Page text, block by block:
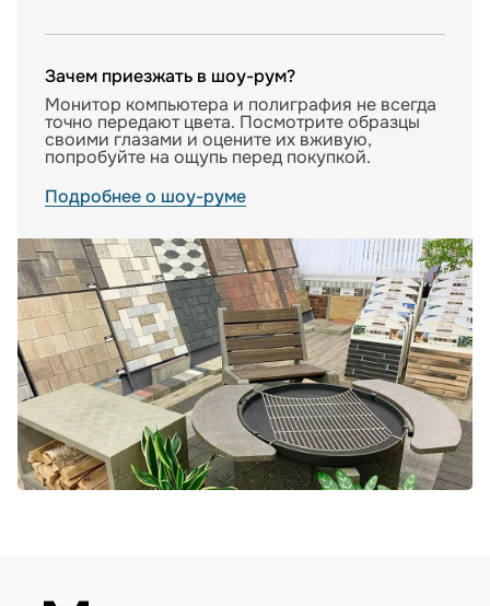
Зачем приезжать в шоу-рум?
Монитор компьютера и полиграфия не всегда
точно передают цвета. Посмотрите образцы
своими глазами и оцените их вживую,
попробуйте на ощупь перед покупкой.
Подробнее о шоу-руме